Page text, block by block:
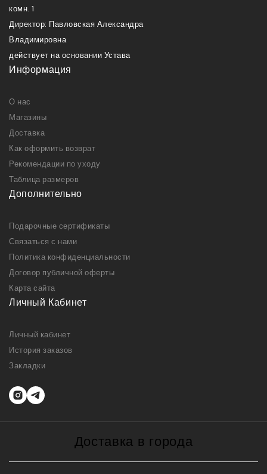
комн. 1
Директор: Павловская Александра
Владимировна
действует на основании Устава
Информация
О нас
Магазины
Доставка
Как оформить возврат
Рекомендации по уходу
Таблица размеров
Дополнительно
Подарочные сертификаты
Связаться с нами
Политика конфиденциальности
Договор публичной оферты
Карта сайта
Личный Кабинет
Личный кабинет
История заказов
Закладки
Доставка в города